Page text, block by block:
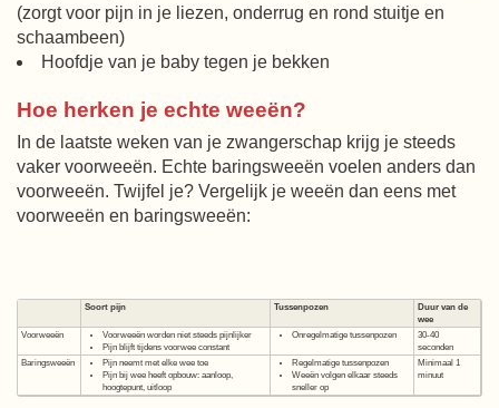
(zorgt voor pijn in je liezen, onderrug en rond stuitje en
schaambeen)
Hoofdje van je baby tegen je bekken
Hoe herken je echte weeën?
In de laatste weken van je zwangerschap krijg je steeds
vaker voorweeën. Echte baringsweeën voelen anders dan
voorweeën. Twijfel je? Vergelijk je weeën dan eens met
voorweeën en baringsweeën:
Soort pijn Tussenpozen
Duur van de
wee
Voorweeën
Voorweeën worden niet steeds pijnlijker
Pijn blijft tijdens voorwee constant
Onregelmatige tussenpozen
30-40
seconden
Baringsweeën
Pijn neemt met elke wee toe
Pijn bij wee heeft opbouw: aanloop,
hoogtepunt, uitloop
Regelmatige tussenpozen
Weeën volgen elkaar steeds
sneller op
Minimaal 1
minuut